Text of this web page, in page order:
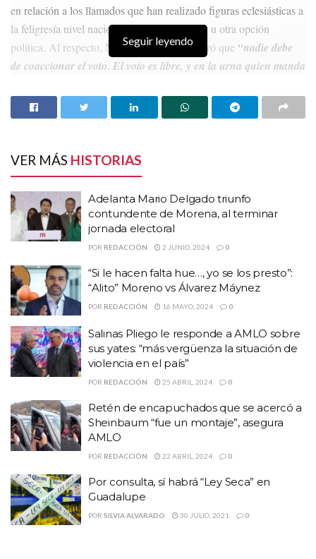
en relación a los llamados que han realizado figuras eclesiásticas a
la feligresía nivel nacional para votar por una u otra opción
política. Al respecto, Noriega Barceló aseguró que “nadie debe
de coaccionar el voto. El voto es libre, y en la urna quien manda
HISTORIAS RELACIONADAS
Adelanta Mario Delgado triunfo contundente de
Morena, al terminar jornada electoral
“Si le hacen falta hue…, yo se los presto”: “Alito”
Moreno vs Álvarez Máynez
Salinas Pliego le responde a AMLO sobre sus
yates: “más vergüenza la situación de violencia
Agregó que la obligación de los pastores debe limitarse a emitir
elementos de buen juicio, para que la ciudadanía pueda sufragar
Seguir leyendo
VER MÁS HISTORIAS
Adelanta Mario Delgado triunfo
contundente de Morena, al terminar
jornada electoral
POR REDACCIÓN 2 JUNIO, 2024 0
“Si le hacen falta hue…, yo se los presto”:
“Alito” Moreno vs Álvarez Máynez
POR REDACCIÓN 16 MAYO, 2024 0
Salinas Pliego le responde a AMLO sobre
sus yates: “más vergüenza la situación de
violencia en el país”
POR REDACCIÓN 25 ABRIL, 2024 0
Retén de encapuchados que se acercó a
Sheinbaum “fue un montaje”, asegura
AMLO
POR REDACCIÓN 22 ABRIL, 2024 0
Por consulta, sí habrá “Ley Seca” en
Guadalupe
POR SILVIA ALVARADO 30 JULIO, 2021 0